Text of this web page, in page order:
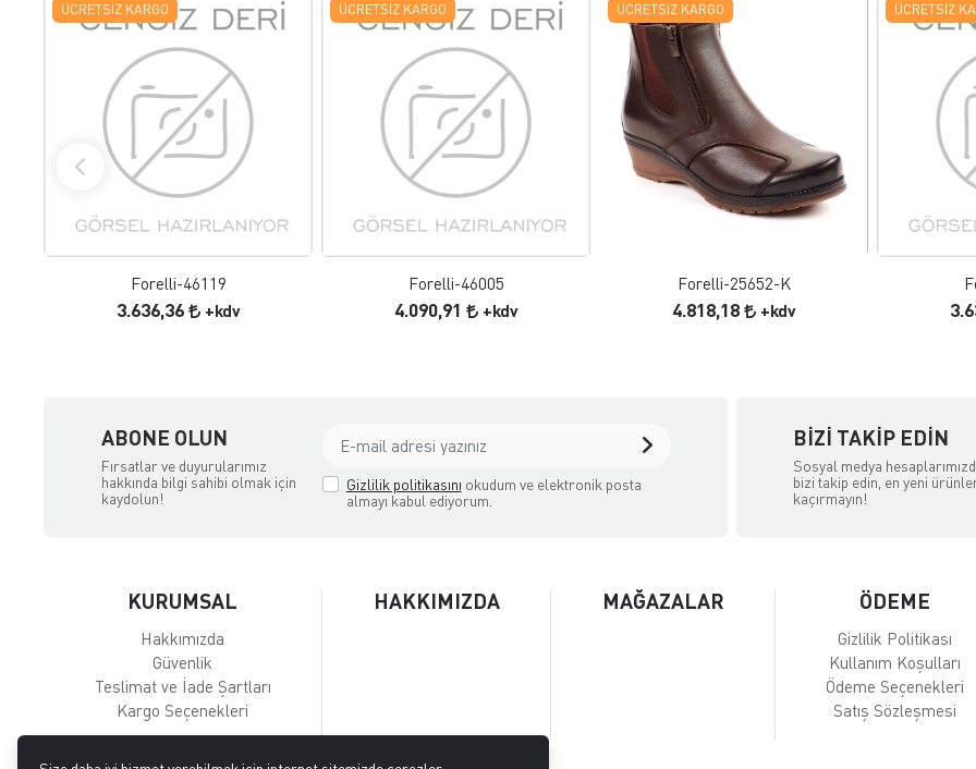
FAVORILERE EKLE
ÜRÜN İNCELE
ÜCRETSIZ KARGO
Forelli-46119
3.636,36 +kdv
FAVORILERE EKLE
ÜRÜN İNCELE
ÜCRETSIZ KARGO
Forelli-46005
4.090,91 +kdv
FAVORILERE EKLE
ÜRÜN İNCELE
ÜCRETSIZ KARGO
Forelli-25652-K
4.818,18 +kdv
ÜCRETSIZ
ABONE OLUN
Fırsatlar ve duyurularımız
hakkında bilgi sahibi olmak için
kaydolun!
Gizlilik politikasını okudum ve elektronik posta
almayı kabul ediyorum.
BIZI TAKIP EDIN
Sosyal medya
bizi takip edin, en yeni
kaçırmayın!
KURUMSAL
Hakkımızda
Güvenlik
Teslimat ve İade Şartları
Kargo Seçenekleri
HAKKIMIZDA MAĞAZALAR ÖDEME
Gizlilik Politikası
Kullanım Koşulları
Ödeme Seçenekleri
Satış Sözleşmesi